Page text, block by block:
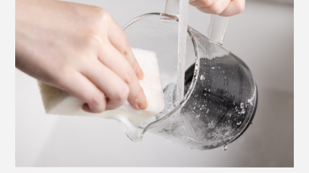
カップを近づけると、フワッとカカオが香り、カカオの
苦味も抑えられ、とろ〜りなめらかな口当たり。これ